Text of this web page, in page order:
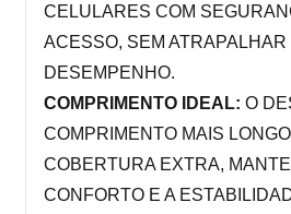
CELULARES COM
ACESSO, SEM ATRAPALHAR
DESEMPENHO.
COMPRIMENTO IDEAL: O
COMPRIMENTO MAIS
COBERTURA EXTRA,
CONFORTO E A